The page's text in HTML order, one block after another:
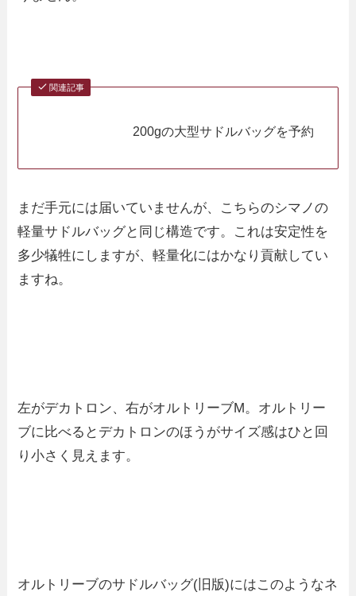
関連記事
200gの大型サドルバッグを予約
まだ手元には届いていませんが、こちらのシマノの
軽量サドルバッグと同じ構造です。これは安定性を
多少犠牲にしますが、軽量化にはかなり貢献してい
ますね。
左がデカトロン、右がオルトリーブM。オルトリー
ブに比べるとデカトロンのほうがサイズ感はひと回
り小さく見えます。
オルトリーブのサドルバッグ(旧版)にはこのようなネ